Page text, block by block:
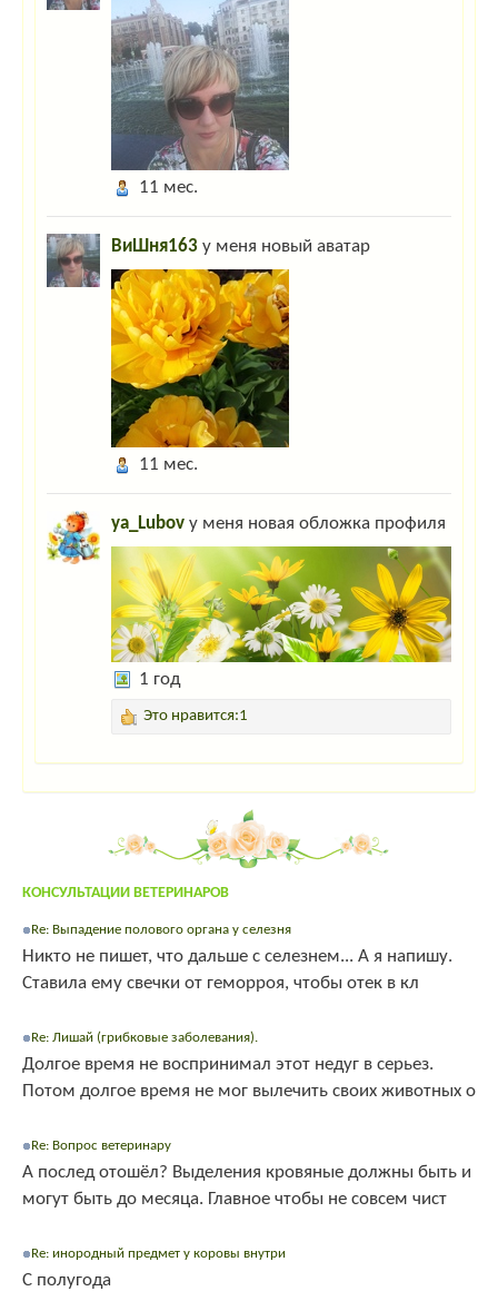
11 мес.
ВиШня163 у меня новый аватар
11 мес.
ya_Lubov у меня новая обложка профиля
1 год
Это нравится:1
КОНСУЛЬТАЦИИ ВЕТЕРИНАРОВ
Re: Выпадение полового органа у селезня
Никто не пишет, что дальше с селезнем... А я напишу.
Ставила ему свечки от геморроя, чтобы отек в кл
Re: Лишай (грибковые заболевания).
Долгое время не воспринимал этот недуг в серьез.
Потом долгое время не мог вылечить своих животных о
Re: Вопрос ветеринару
А послед отошёл? Выделения кровяные должны быть и
могут быть до месяца. Главное чтобы не совсем чист
Re: инородный предмет у коровы внутри
С полугода